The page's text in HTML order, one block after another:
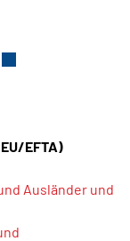
Link wird
EFTA)
Ausländer und
neuen Fenster